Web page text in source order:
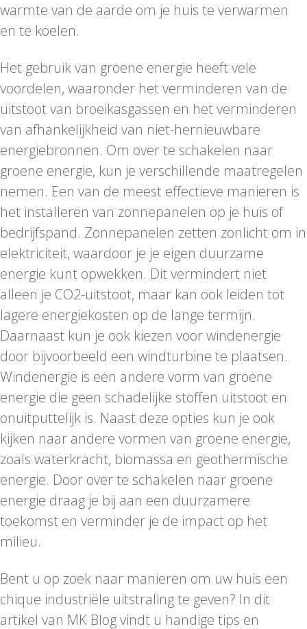
warmte van de aarde om je huis te verwarmen
en te koelen.
Het gebruik van groene energie heeft vele
voordelen, waaronder het verminderen van de
uitstoot van broeikasgassen en het verminderen
van afhankelijkheid van niet-hernieuwbare
energiebronnen. Om over te schakelen naar
groene energie, kun je verschillende maatregelen
nemen. Een van de meest effectieve manieren is
het installeren van zonnepanelen op je huis of
bedrijfspand. Zonnepanelen zetten zonlicht om in
elektriciteit, waardoor je je eigen duurzame
energie kunt opwekken. Dit vermindert niet
alleen je CO2-uitstoot, maar kan ook leiden tot
lagere energiekosten op de lange termijn.
Daarnaast kun je ook kiezen voor windenergie
door bijvoorbeeld een windturbine te plaatsen.
Windenergie is een andere vorm van groene
energie die geen schadelijke stoffen uitstoot en
onuitputtelijk is. Naast deze opties kun je ook
kijken naar andere vormen van groene energie,
zoals waterkracht, biomassa en geothermische
energie. Door over te schakelen naar groene
energie draag je bij aan een duurzamere
toekomst en verminder je de impact op het
milieu.
Bent u op zoek naar manieren om uw huis een
chique industriële uitstraling te geven? In dit
artikel van MK Blog vindt u handige tips en